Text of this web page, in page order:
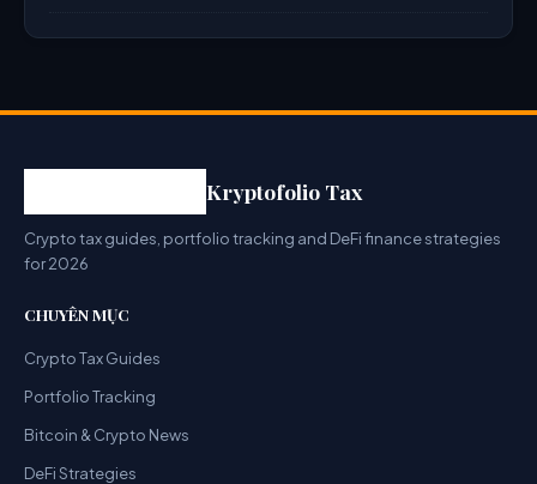
Kryptofolio Tax
Crypto tax guides, portfolio tracking and DeFi finance strategies
for 2026
CHUYÊN MỤC
Crypto Tax Guides
Portfolio Tracking
Bitcoin & Crypto News
DeFi Strategies